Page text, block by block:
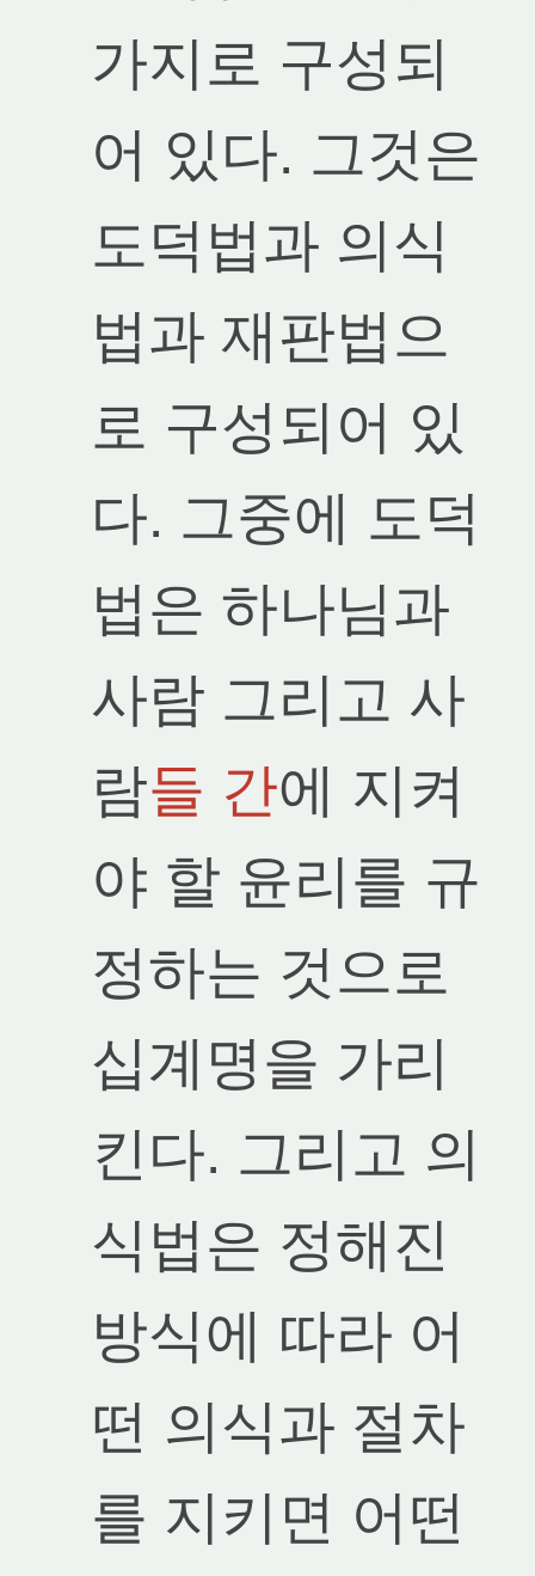
가지로 구성되
어 있다. 그것은
도덕법과 의식
법과 재판법으
로 구성되어 있
다. 그중에 도덕
법은 하나님과
사람 그리고 사
람들 간에 지켜
야 할 윤리를 규
정하는 것으로
십계명을 가리
킨다. 그리고 의
식법은 정해진
방식에 따라 어
떤 의식과 절차
를 지키면 어떤